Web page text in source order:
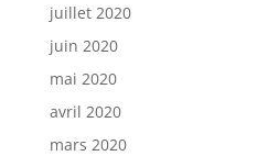
juillet 2020
juin 2020
mai 2020
avril 2020
mars 2020